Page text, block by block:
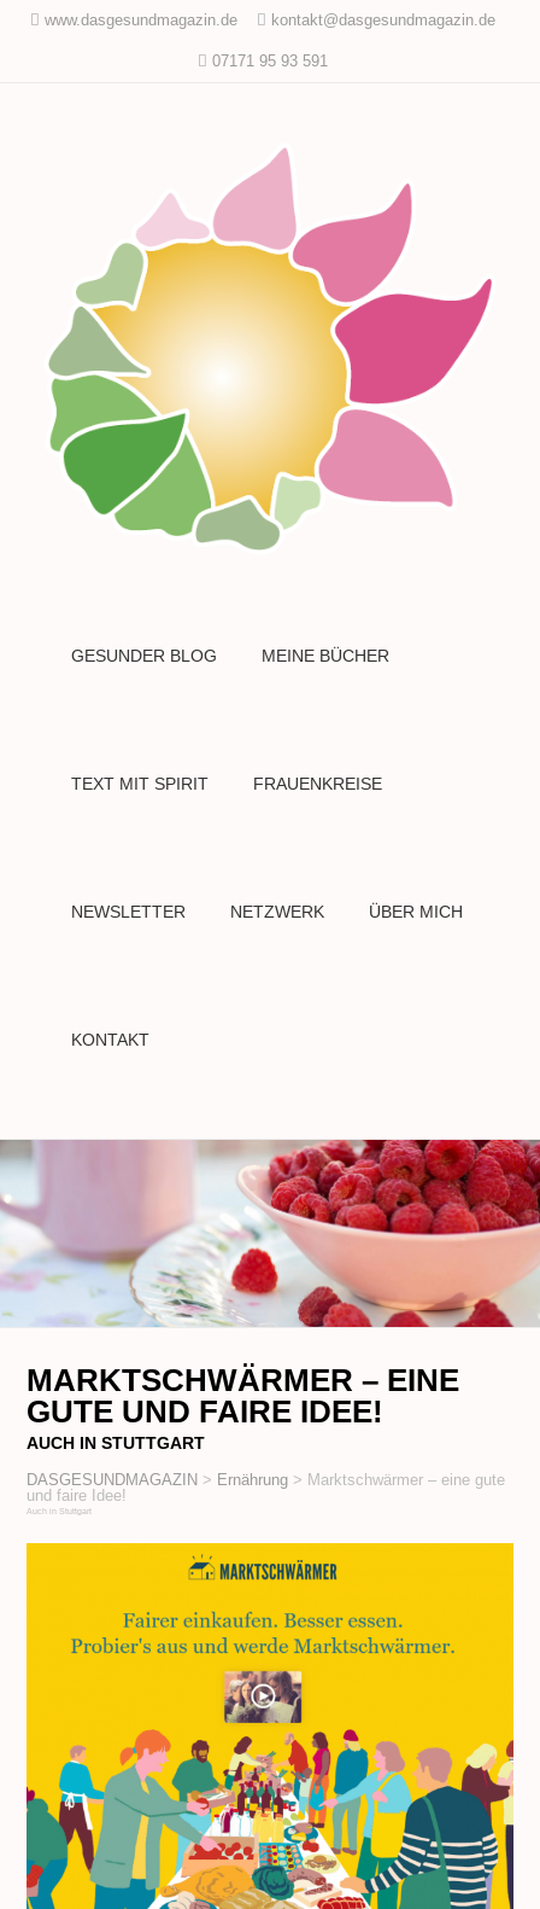
www.dasgesundmagazin.de kontakt@dasgesundmagazin.de
07171 95 93 591
GESUNDER BLOG MEINE BÜCHER
TEXT MIT SPIRIT FRAUENKREISE
NEWSLETTER NETZWERK ÜBER MICH
KONTAKT
MARKTSCHWÄRMER – EINE
GUTE UND FAIRE IDEE!
AUCH IN STUTTGART
DASGESUNDMAGAZIN > Ernährung > Marktschwärmer – eine gute
und faire Idee!
Auch in Stuttgart